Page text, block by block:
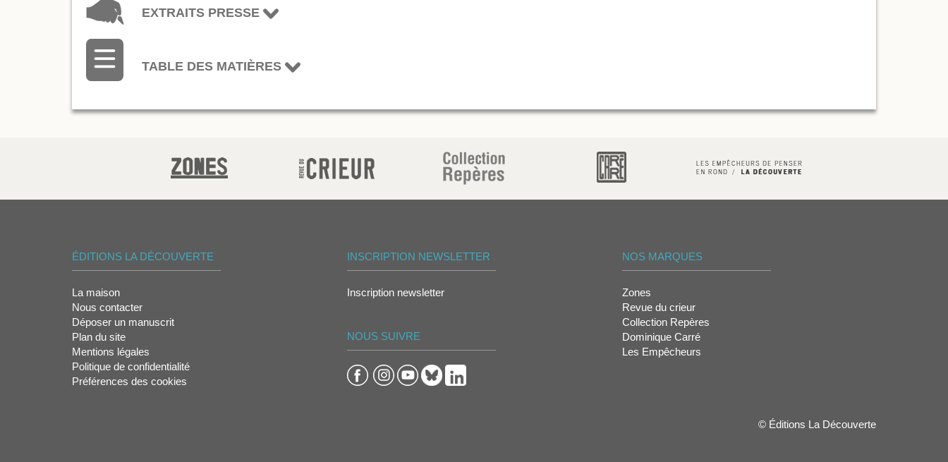
EXTRAITS PRESSE
TABLE DES MATIÈRES
ÉDITIONS LA DÉCOUVERTE
La maison
Nous contacter
Déposer un manuscrit
Plan du site
Mentions légales
Politique de confidentialité
Préférences des cookies
INSCRIPTION NEWSLETTER
Inscription newsletter
NOUS SUIVRE
NOS MARQUES
Zones
Revue du crieur
Collection Repères
Dominique Carré
Les Empêcheurs
© Éditions La Découverte